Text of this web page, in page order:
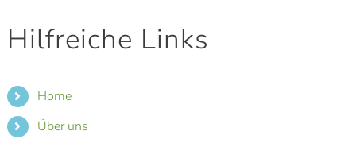
Hilfreiche Links
Home
Über uns